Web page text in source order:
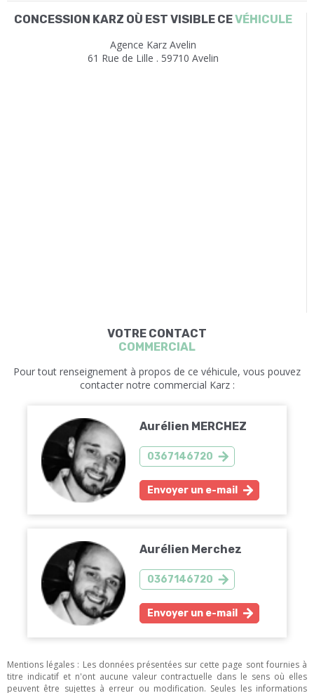
CONCESSION KARZ OÙ EST VISIBLE CEVÉHICULE
Agence Karz Avelin
61 Rue de Lille . 59710 Avelin
VOTRE CONTACT
COMMERCIAL
Pour tout renseignement à propos de ce véhicule, vous pouvez
contacter notre commercial Karz :
Aurélien MERCHEZ
0367146720
Envoyer un e-mail
Aurélien Merchez
0367146720
Envoyer un e-mail
Mentions légales : Les données présentées sur cette page sont fournies à
titre indicatif et n'ont aucune valeur contractuelle dans le sens où elles
peuvent être sujettes à erreur ou modification. Seules les informations